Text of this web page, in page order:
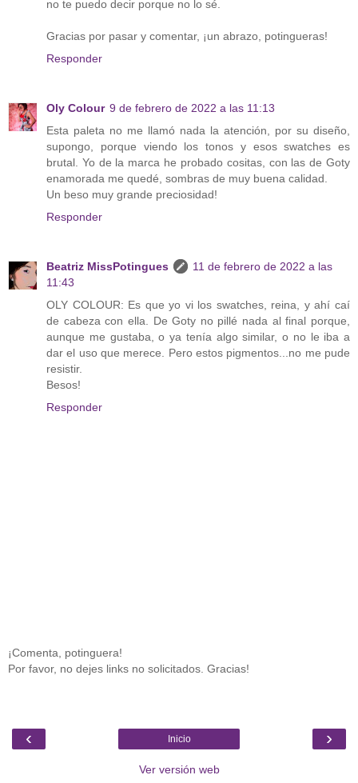
no te puedo decir porque no lo sé.
Gracias por pasar y comentar, ¡un abrazo, potingueras!
Responder
Oly Colour 9 de febrero de 2022 a las 11:13
Esta paleta no me llamó nada la atención, por su diseño,
supongo, porque viendo los tonos y esos swatches es
brutal. Yo de la marca he probado cositas, con las de Goty
enamorada me quedé, sombras de muy buena calidad.
Un beso muy grande preciosidad!
Responder
Beatriz MissPotingues
11 de febrero de 2022 a las
11:43
OLY COLOUR: Es que yo vi los swatches, reina, y ahí caí
de cabeza con ella. De Goty no pillé nada al final porque,
aunque me gustaba, o ya tenía algo similar, o no le iba a
dar el uso que merece. Pero estos pigmentos...no me pude
resistir.
Besos!
Responder
¡Comenta, potinguera!
Por favor, no dejes links no solicitados. Gracias!
‹ ›
Inicio
Ver versión web